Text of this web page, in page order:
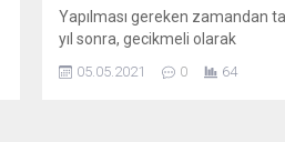
Yapılması gereken zamandan
yıl sonra, gecikmeli olarak
saatler kaldı. İktidar partisi
05.05.2021 0 64